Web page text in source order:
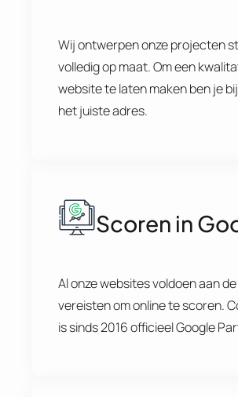
Wij ontwerpen onze projecten
volledig op maat. Om een
website te laten maken ben je
het juiste adres.
Scoren in
Al onze websites voldoen aan de
vereisten om online te scoren.
is sinds 2016 officieel Google